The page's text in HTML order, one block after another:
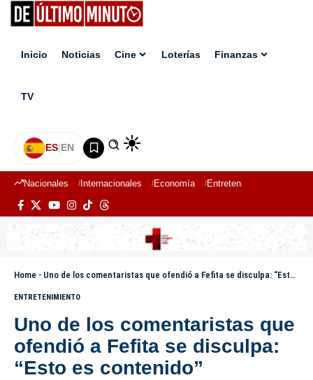
Inicio Noticias Cine Loterías Finanzas
TV
ES|EN
Nacionales Internacionales Economía Entretenimiento
Home - Uno de los comentaristas que ofendió a Fefita se disculpa: “Esto es contenido”
ENTRETENIMIENTO
Uno de los comentaristas que
ofendió a Fefita se disculpa:
“Esto es contenido”